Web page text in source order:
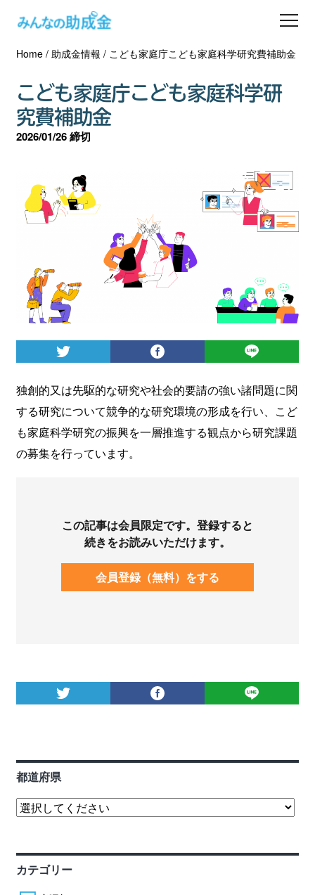
助成金を探す
士業の方へ
助成金コラム
専門家一覧
ダウンロード
会員登録
Home/ 助成金情報 / こども家庭庁こども家庭科学研究費補助金
こども家庭庁こども家庭科学研
究費補助金
2026/01/26 締切
独創的又は先駆的な研究や社会的要請の強い諸問題に関
する研究について競争的な研究環境の形成を行い、こど
も家庭科学研究の振興を一層推進する観点から研究課題
の募集を行っています。
この記事は会員限定です。登録すると
続きをお読みいただけます。
会員登録（無料）をする
都道府県
カテゴリー